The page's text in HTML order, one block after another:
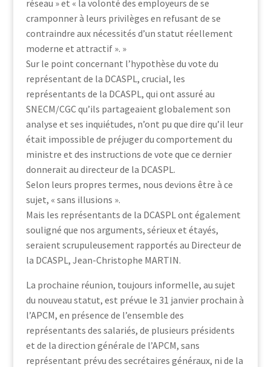
réseau » et « la volonté des employeurs de se
cramponner à leurs privilèges en refusant de se
contraindre aux nécessités d’un statut réellement
moderne et attractif ». »
Sur le point concernant l’hypothèse du vote du
représentant de la DCASPL, crucial, les
représentants de la DCASPL, qui ont assuré au
SNECM/CGC qu’ils partageaient globalement son
analyse et ses inquiétudes, n’ont pu que dire qu’il leur
était impossible de préjuger du comportement du
ministre et des instructions de vote que ce dernier
donnerait au directeur de la DCASPL.
Selon leurs propres termes, nous devions être à ce
sujet, « sans illusions ».
Mais les représentants de la DCASPL ont également
souligné que nos arguments, sérieux et étayés,
seraient scrupuleusement rapportés au Directeur de
la DCASPL, Jean-Christophe MARTIN.
La prochaine réunion, toujours informelle, au sujet
du nouveau statut, est prévue le 31 janvier prochain à
l’APCM, en présence de l’ensemble des
représentants des salariés, de plusieurs présidents
et de la direction générale de l’APCM, sans
représentant prévu des secrétaires généraux, ni de la